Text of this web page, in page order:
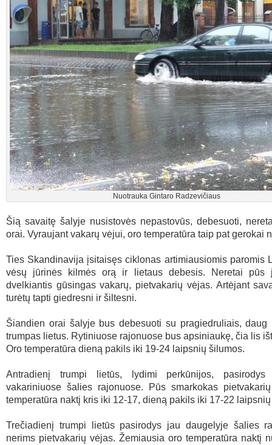
Nuotrauka Gintaro Radzevičiaus
Šią savaitę šalyje nusistovės nepastovūs, debesuoti,
orai. Vyraujant vakarų vėjui, oro temperatūra taip pat gerokai
Ties Skandinavija įsitaisęs ciklonas artimiausiomis paromis
vėsų jūrinės kilmės orą ir lietaus debesis. Neretai pūs
dvelkiantis gūsingas vakarų, pietvakarių vėjas. Artėjant
turėtų tapti giedresni ir šiltesni.
Šiandien orai šalyje bus debesuoti su pragiedruliais, daug
trumpas lietus. Rytiniuose rajonuose bus apsiniaukę, čia lis
Oro temperatūra dieną pakils iki 19-24 laipsnių šilumos.
Antradienį trumpi lietūs, lydimi perkūnijos, pasirodys
vakariniuose šalies rajonuose. Pūs smarkokas
temperatūra naktį kris iki 12-17, dieną pakils iki 17-22
Trečiadienį trumpi lietūs pasirodys jau daugelyje šalies
nerims pietvakarių vėjas. Žemiausia oro temperatūra naktį